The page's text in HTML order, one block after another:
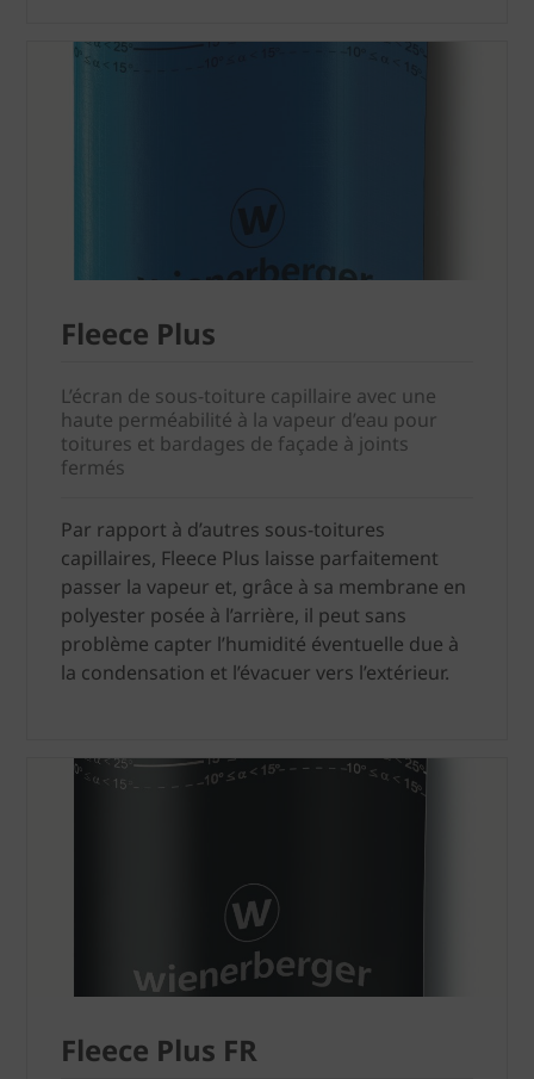
Fleece Plus
L’écran de sous-toiture capillaire avec une
haute perméabilité à la vapeur d’eau pour
toitures et bardages de façade à joints
fermés
Par rapport à d’autres sous-toitures
capillaires, Fleece Plus laisse parfaitement
passer la vapeur et, grâce à sa membrane en
polyester posée à l’arrière, il peut sans
problème capter l’humidité éventuelle due à
la condensation et l’évacuer vers l’extérieur.
Fleece Plus FR